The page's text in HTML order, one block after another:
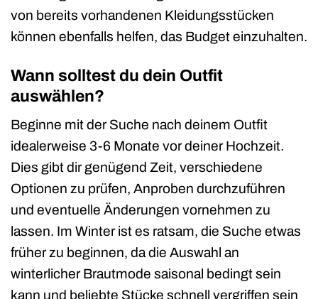
von bereits vorhandenen Kleidungsstücken
können ebenfalls helfen, das Budget einzuhalten.
Wann solltest du dein Outfit
auswählen?
Beginne mit der Suche nach deinem Outfit
idealerweise 3-6 Monate vor deiner Hochzeit.
Dies gibt dir genügend Zeit, verschiedene
Optionen zu prüfen, Anproben durchzuführen
und eventuelle Änderungen vornehmen zu
lassen. Im Winter ist es ratsam, die Suche etwas
früher zu beginnen, da die Auswahl an
winterlicher Brautmode saisonal bedingt sein
kann und beliebte Stücke schnell vergriffen sein